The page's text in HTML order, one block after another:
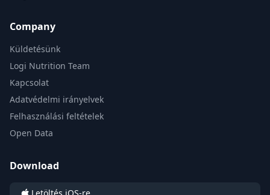
Company
Küldetésünk
Logi Nutrition Team
Kapcsolat
Adatvédelmi irányelvek
Felhasználási feltételek
Open Data
Download